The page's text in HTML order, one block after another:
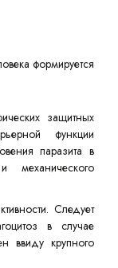
формируется
защитных
функции
паразита в
Следует
в случае
ввиду крупного